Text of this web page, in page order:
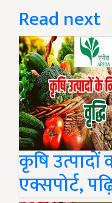
Read next
कृषि
एक्सपोर्ट,